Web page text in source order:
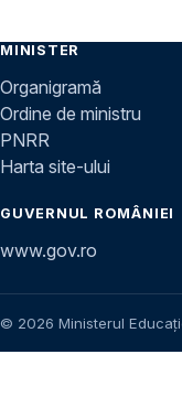
MINISTER
Organigramă
Ordine de ministru
PNRR
Harta site-ului
GUVERNUL ROMÂNIEI
www.gov.ro
© 2026 Ministerul